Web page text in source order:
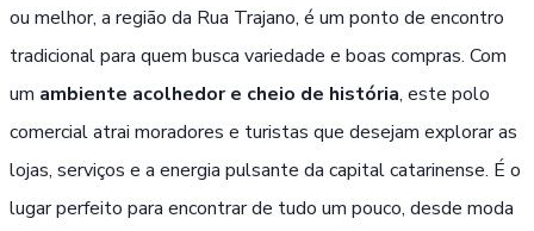
ou melhor, a região da Rua Trajano, é um ponto de encontro
tradicional para quem busca variedade e boas compras. Com
um ambiente acolhedor e cheio de história, este polo
comercial atrai moradores e turistas que desejam explorar as
lojas, serviços e a energia pulsante da capital catarinense. É o
lugar perfeito para encontrar de tudo um pouco, desde moda